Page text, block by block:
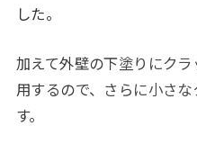
した。
加えて外壁の下塗りにク
用するので、さらに小さ
す。